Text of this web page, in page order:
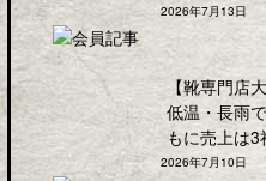
2026年7月13日
【靴専門店
低温・長雨
もに売上は
2026年7月10日